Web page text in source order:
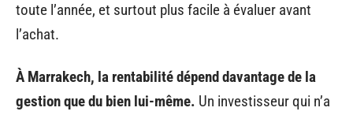
toute l’année, et surtout plus facile à évaluer avant
l’achat.
À Marrakech, la rentabilité dépend davantage de la
gestion que du bien lui-même. Un investisseur qui n’a